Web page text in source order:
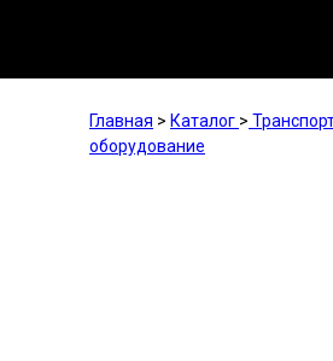
Главная > Каталог >
оборудование